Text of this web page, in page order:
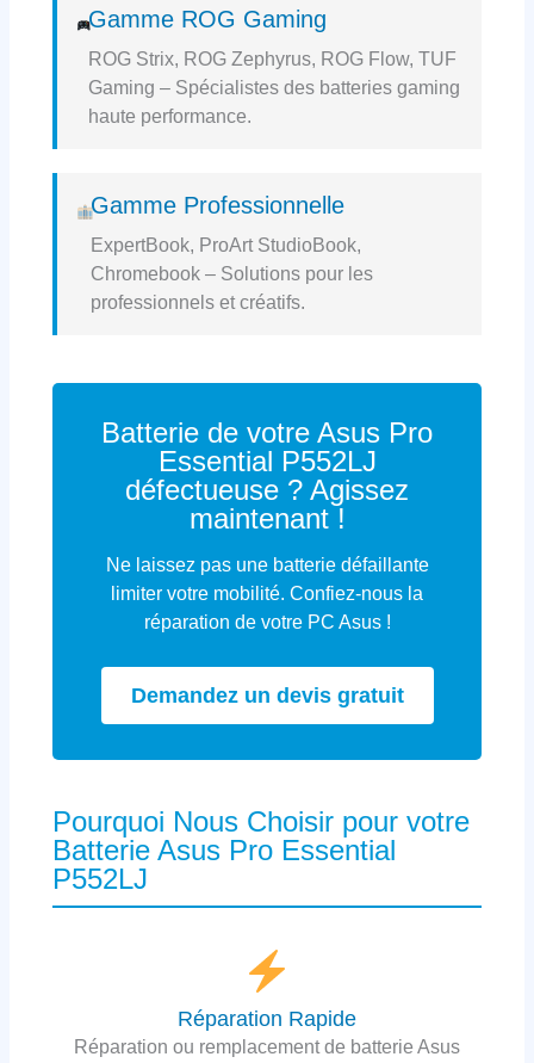
Gamme ROG Gaming
ROG Strix, ROG Zephyrus, ROG Flow, TUF
Gaming – Spécialistes des batteries gaming
haute performance.
Gamme Professionnelle
ExpertBook, ProArt StudioBook,
Chromebook – Solutions pour les
professionnels et créatifs.
Batterie de votre Asus Pro
Essential P552LJ
défectueuse ? Agissez
maintenant !
Ne laissez pas une batterie défaillante
limiter votre mobilité. Confiez-nous la
réparation de votre PC Asus !
Demandez un devis gratuit
Pourquoi Nous Choisir pour votre
Batterie Asus Pro Essential
P552LJ
Réparation Rapide
Réparation ou remplacement de batterie Asus